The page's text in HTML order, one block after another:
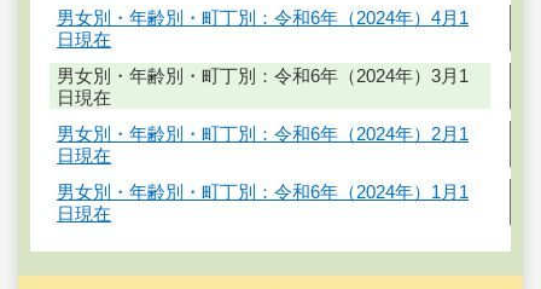
男女別・年齢別・町丁別：令和6年（2024年）4月1
日現在
男女別・年齢別・町丁別：令和6年（2024年）3月1
日現在
男女別・年齢別・町丁別：令和6年（2024年）2月1
日現在
男女別・年齢別・町丁別：令和6年（2024年）1月1
日現在